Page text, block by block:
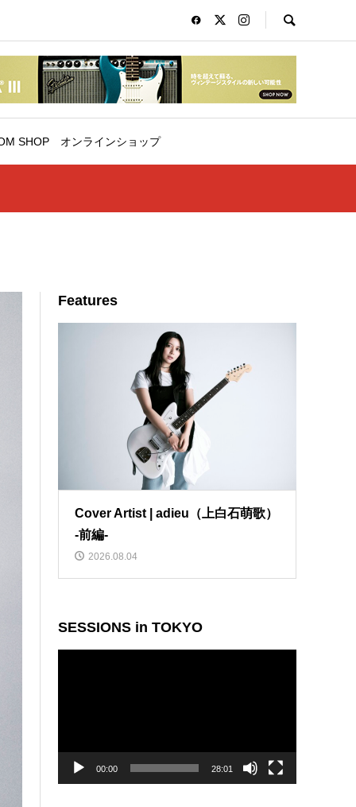
SHOP オンラインショップ
Features
Cover Artist | adieu（上白石萌歌）
-前編-
2026.08.04
SESSIONS in TOKYO
00:00 28:01